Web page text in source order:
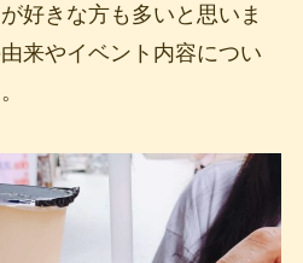
好きな方も多いと思いま
来やイベント内容につい